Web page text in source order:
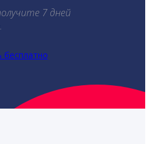
7 дней
бесплатно